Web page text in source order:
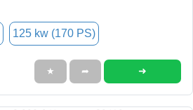
125 kw (170 PS)
★ ➦ ➜